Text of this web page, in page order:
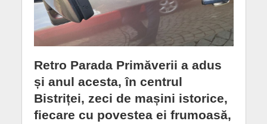
Retro Parada Primăverii a adus
și anul acesta, în centrul
Bistriței, zeci de mașini istorice,
fiecare cu povestea ei frumoasă,